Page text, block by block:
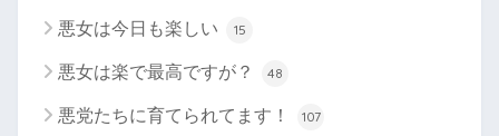
悪女は今日も楽しい 15
悪女は楽で最高ですが？ 48
悪党たちに育てられてます！ 107